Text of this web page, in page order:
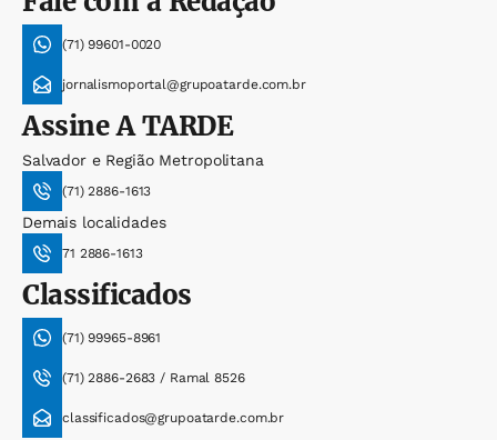
(71) 99601-0020
jornalismoportal@grupoatarde.com.br
AssineA TARDE
Salvador e Região Metropolitana
(71) 2886-1613
Demais localidades
71 2886-1613
Classificados
(71) 99965-8961
(71) 2886-2683 / Ramal 8526
classificados@grupoatarde.com.br